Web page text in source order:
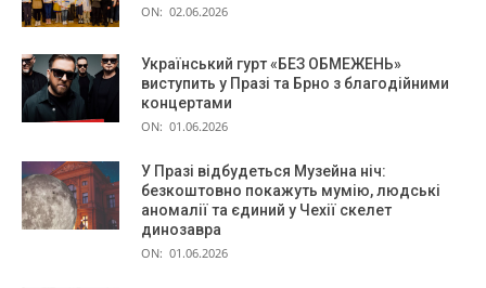
ON: 02.06.2026
Український гурт «БЕЗ ОБМЕЖЕНЬ»
виступить у Празі та Брно з благодійними
концертами
ON: 01.06.2026
У Празі відбудеться Музейна ніч:
безкоштовно покажуть мумію, людські
аномалії та єдиний у Чехії скелет
динозавра
ON: 01.06.2026